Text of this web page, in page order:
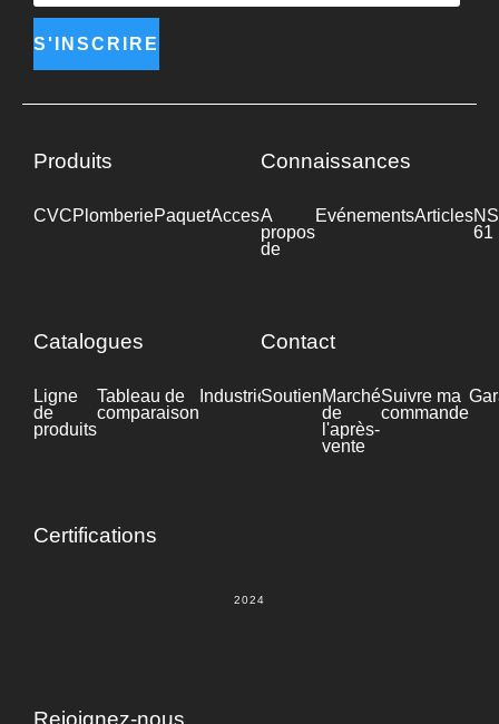
S'INSCRIRE
Produits
CVCPlomberiePaquetAccessoires Industrie
Connaissances
A
propos
de
EvénementsArticles
61
Catalogues
Ligne
de
produits
Tableau de
comparaison
IndustrieFiche
technique
Contact
SoutienMarché
de
l'après-
vente
Suivre ma
commande
Certifications
2024